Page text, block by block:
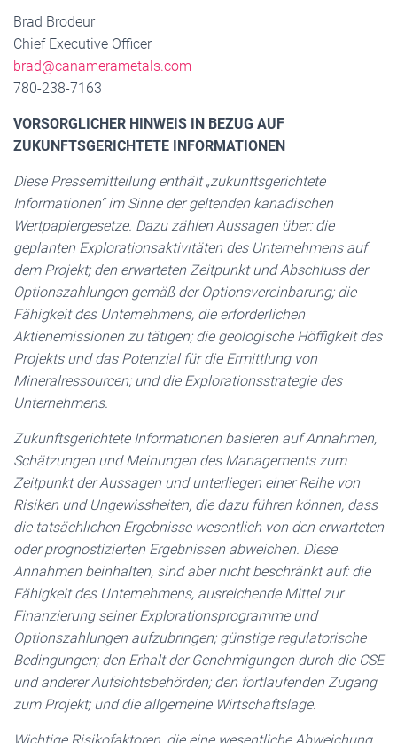
Brad Brodeur
Chief Executive Officer
brad@canamerametals.com
780-238-7163
VORSORGLICHER HINWEIS IN BEZUG AUF
ZUKUNFTSGERICHTETE INFORMATIONEN
Diese Pressemitteilung enthält „zukunftsgerichtete
Informationen“ im Sinne der geltenden kanadischen
Wertpapiergesetze. Dazu zählen Aussagen über: die
geplanten Explorationsaktivitäten des Unternehmens auf
dem Projekt; den erwarteten Zeitpunkt und Abschluss der
Optionszahlungen gemäß der Optionsvereinbarung; die
Fähigkeit des Unternehmens, die erforderlichen
Aktienemissionen zu tätigen; die geologische Höffigkeit des
Projekts und das Potenzial für die Ermittlung von
Mineralressourcen; und die Explorationsstrategie des
Unternehmens.
Zukunftsgerichtete Informationen basieren auf Annahmen,
Schätzungen und Meinungen des Managements zum
Zeitpunkt der Aussagen und unterliegen einer Reihe von
Risiken und Ungewissheiten, die dazu führen können, dass
die tatsächlichen Ergebnisse wesentlich von den erwarteten
oder prognostizierten Ergebnissen abweichen. Diese
Annahmen beinhalten, sind aber nicht beschränkt auf: die
Fähigkeit des Unternehmens, ausreichende Mittel zur
Finanzierung seiner Explorationsprogramme und
Optionszahlungen aufzubringen; günstige regulatorische
Bedingungen; den Erhalt der Genehmigungen durch die CSE
und anderer Aufsichtsbehörden; den fortlaufenden Zugang
zum Projekt; und die allgemeine Wirtschaftslage.